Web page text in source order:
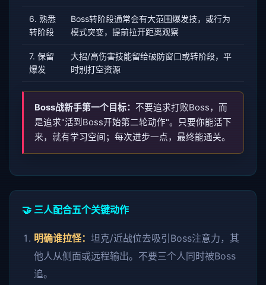
6. 熟悉
转阶段
Boss转阶段通常会有大范围爆发技，或行为
模式突变，提前拉开距离观察
7. 保留
爆发
大招/高伤害技能留给破防窗口或转阶段，平
时别打空资源
Boss战新手第一个目标： 不要追求打败Boss，而
是追求"活到Boss开始第二轮动作"。只要你能活下
来，就有学习空间；每次进步一点，最终能通关。
🤝 三人配合五个关键动作
明确谁拉怪： 坦克/近战位去吸引Boss注意力，其
他人从侧面或远程输出。不要三个人同时被Boss
追。